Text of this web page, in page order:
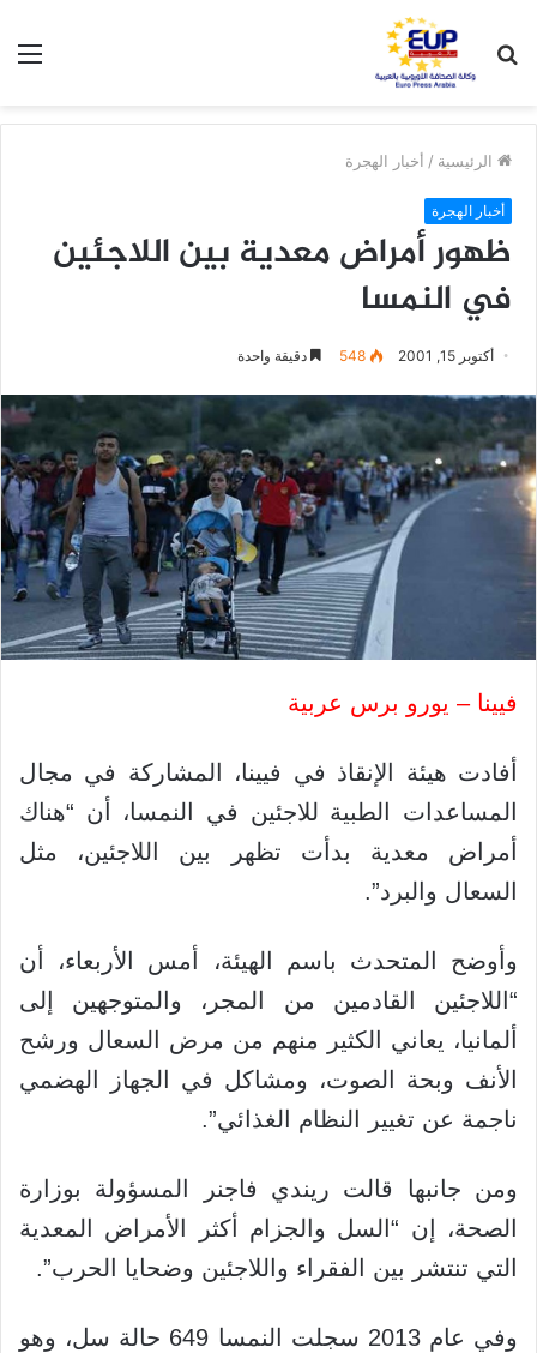
عن
الرئيسية / أخبار الهجرة
أخبار الهجرة
ظهور أمراض معدية بين اللاجئين
في النمسا
أكتوبر 15, 2001 548 دقيقة واحدة
فيينا – يورو برس عربية
أفادت هيئة الإنقاذ في فيينا، المشاركة في مجال
المساعدات الطبية للاجئين في النمسا، أن “هناك
أمراض معدية بدأت تظهر بين اللاجئين، مثل
السعال والبرد”.
وأوضح المتحدث باسم الهيئة، أمس الأربعاء، أن
“اللاجئين القادمين من المجر، والمتوجهين إلى
ألمانيا، يعاني الكثير منهم من مرض السعال ورشح
الأنف وبحة الصوت، ومشاكل في الجهاز الهضمي
ناجمة عن تغيير النظام الغذائي”.
ومن جانبها قالت ريندي فاجنر المسؤولة بوزارة
الصحة، إن “السل والجزام أكثر الأمراض المعدية
التي تنتشر بين الفقراء واللاجئين وضحايا الحرب”.
وفي عام 2013 سجلت النمسا 649 حالة سل، وهو